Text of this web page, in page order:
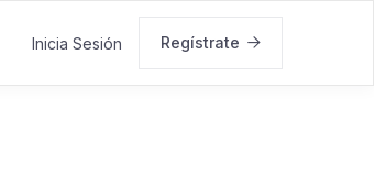
Inicia Sesión Regístrate 